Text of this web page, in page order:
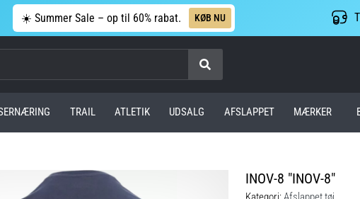
☀️ Summer Sale – op til 60% rabat. KØB NU
TRAIL ATLETIK UDSALG AFSLAPPET MÆRKER
INOV-8 "INOV-8"